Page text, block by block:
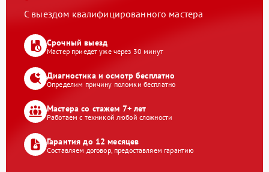
С выездом квалифицированного мастера
Срочный выезд
Мастер приедет уже через 30 минут
Диагностика и осмотр бесплатно
Определим причину поломки бесплатно
Мастера со стажем 7+ лет
Работаем с техникой любой сложности
Гарантия до 12 месяцев
Составляем договор, предоставляем гарантию